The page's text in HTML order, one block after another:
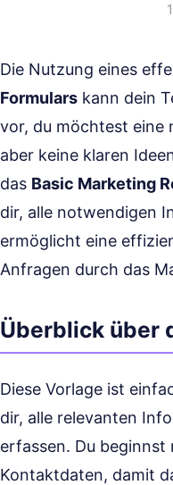
Die Nutzung eines
Formulars kann dein
vor, du möchtest eine
aber keine klaren
das Basic Marketing
dir, alle notwendigen
ermöglicht eine
Anfragen durch das
Überblick über
Diese Vorlage ist
dir, alle relevanten
erfassen. Du beginnst
Kontaktdaten, damit